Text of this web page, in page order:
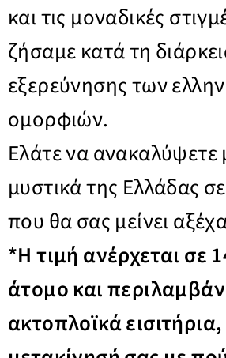
και τις μοναδικές
ζήσαμε κατά τη
εξερεύνησης των
ομορφιών.
Ελάτε να ανακαλύψετε
μυστικά της Ελλάδας
που θα σας μείνει
*Η τιμή ανέρχεται σε
άτομο και
ακτοπλοϊκά